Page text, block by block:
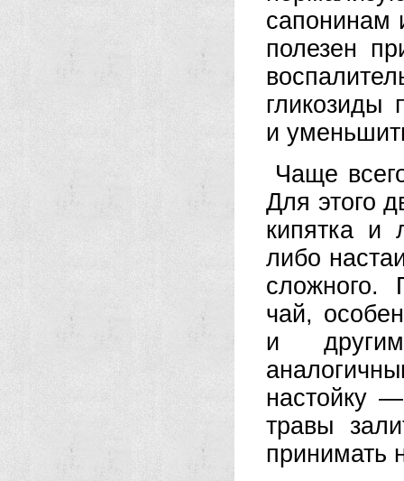
сапонинам
полезен
гликозиды
и
Чаще
Для этого
кипятка и
либо
сложного.
чай,
и
настойку
травы
принимать